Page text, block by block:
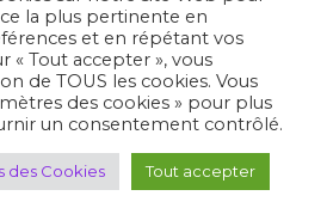
WSPS
la plus pertinente en
et en répétant vos
« Tout accepter », vous
de TOUS les cookies. Vous
des cookies » pour plus
un consentement contrôlé.
des Cookies Tout accepter